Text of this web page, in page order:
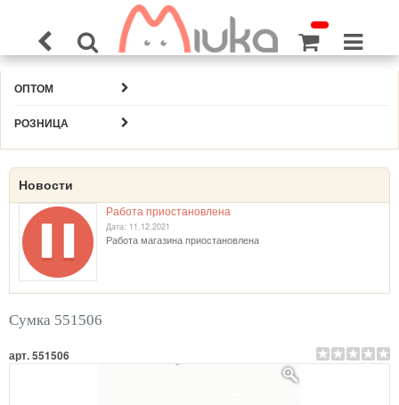
ОПТОМ
РОЗНИЦА
Новости
Работа приостановлена
Дата: 11.12.2021
Работа магазина приостановлена
Сумка 551506
арт. 551506